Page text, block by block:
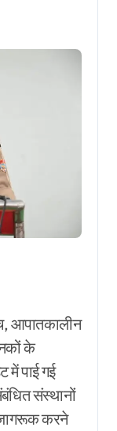
आपातकालीन
के
में पाई गई
संस्थानों
जागरूक करने